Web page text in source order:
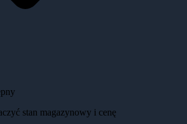
stan magazynowy i cenę